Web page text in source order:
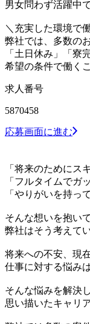
男女問わず活躍中
＼充実した環境で
弊社では、多数の
「土日休み」「寮
希望の条件で働く
求人番号
5870458
応募画面に進む
「将来のためにス
「フルタイムでガ
「やりがいを持っ
そんな想いを抱い
弊社はそう考えて
将来への不安、現
仕事に対する悩み
そんな悩みを解決し
思い描いたキャリ